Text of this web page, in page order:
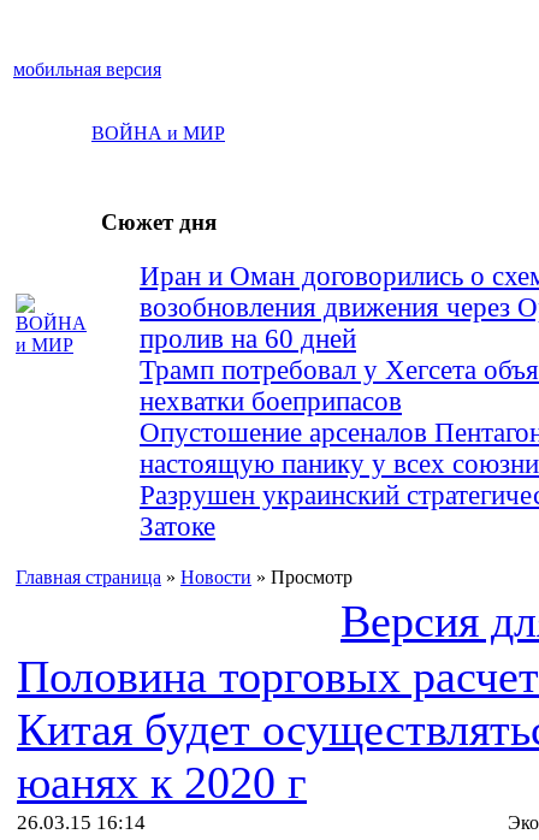
мобильная версия
ВОЙНА и МИР
Сюжет дня
Иран и Оман договорились о
возобновления движения через
пролив на 60 дней
Трамп потребовал у Хегсета
нехватки боеприпасов
Опустошение арсеналов
настоящую панику у всех
Разрушен украинский
Затоке
Главная страница » Новости » Просмотр
Версия
Половина торговых
Китая будет
юанях к 2020 г
26.03.15 16:14